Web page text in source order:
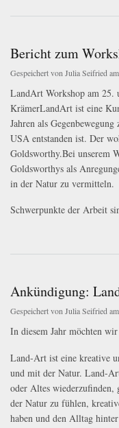
Bericht zum
Gespeichert von Julia Seifried
LandArt Workshop am 25.
KrämerLandArt ist eine
Jahren als
USA entstanden ist. Der
Goldsworthy.Bei unserem
Goldsworthys als
in der Natur zu vermitteln.
Schwerpunkte der Arbeit
Ankündigung:
Gespeichert von Julia Seifried
In diesem Jahr möchten
Land-Art ist eine kreative
und mit der Natur. Land-
oder Altes wiederzufinden,
der Natur zu fühlen,
haben und den Alltag hinter